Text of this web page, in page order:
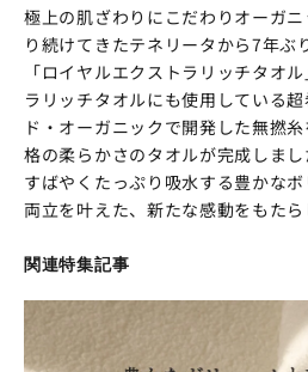
極上の肌ざわりにこだわりオーガ
り続けてきたテネリータから7年ぶ
「ロイヤルエクストラリッチタオ
ラリッチタオルにも使用している
ド・オーガニックで開発した無撚
格の柔らかさのタオルが完成しまし
すばやくたっぷり吸水する豊かな
両立を叶えた、新たな感動をもたら
関連特集記事